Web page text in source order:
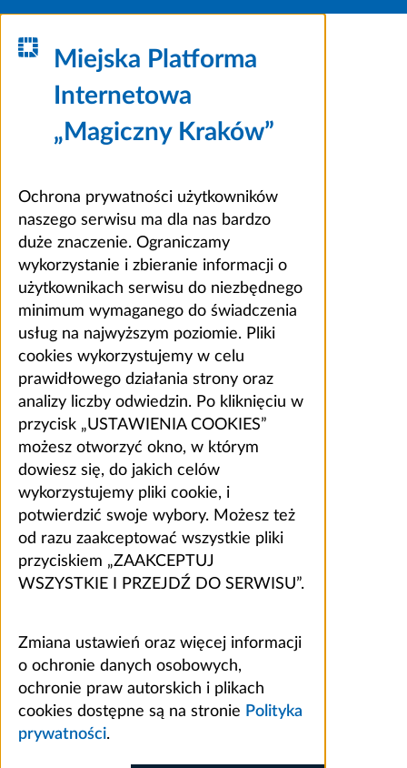
Miejska Platforma
Internetowa
„Magiczny Kraków”
Ochrona prywatności użytkowników
naszego serwisu ma dla nas bardzo
duże znaczenie. Ograniczamy
wykorzystanie i zbieranie informacji o
użytkownikach serwisu do niezbędnego
minimum wymaganego do świadczenia
usług na najwyższym poziomie. Pliki
cookies wykorzystujemy w celu
prawidłowego działania strony oraz
analizy liczby odwiedzin. Po kliknięciu w
przycisk „USTAWIENIA COOKIES”
możesz otworzyć okno, w którym
dowiesz się, do jakich celów
wykorzystujemy pliki cookie, i
potwierdzić swoje wybory. Możesz też
od razu zaakceptować wszystkie pliki
przyciskiem „ZAAKCEPTUJ
WSZYSTKIE I PRZEJDŹ DO SERWISU”.
Zmiana ustawień oraz więcej informacji
o ochronie danych osobowych,
ochronie praw autorskich i plikach
cookies dostępne są na stronie Polityka
prywatności.